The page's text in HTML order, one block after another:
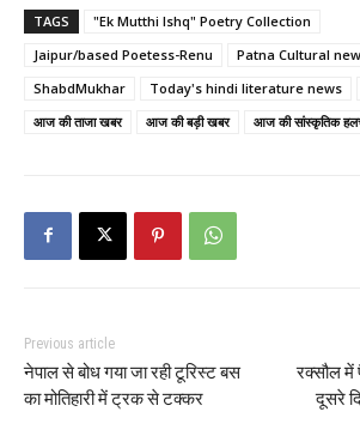
TAGS
"Ek Mutthi Ishq" Poetry Collection
Jaipur/based Poetess-Renu
Patna Cultural
ShabdMukhar
Today's hindi literature news
आज की ताजा खबर
आज की बड़ी खबर आज की सांस्कृतिक
Previous article
नेपाल से बोध गया जा रही टूरिस्ट बस
का मोतिहारी में ट्रक से टक्कर
रक्सौल में
दूसरे